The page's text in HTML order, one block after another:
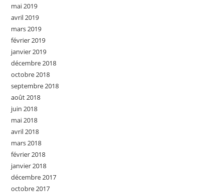
mai 2019
avril 2019
mars 2019
février 2019
janvier 2019
décembre 2018
octobre 2018
septembre 2018
août 2018
juin 2018
mai 2018
avril 2018
mars 2018
février 2018
janvier 2018
décembre 2017
octobre 2017